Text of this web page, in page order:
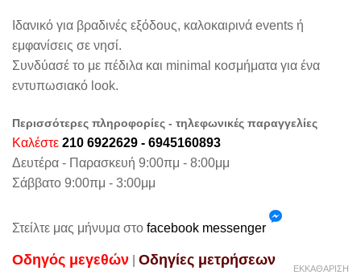
Ιδανικό για βραδινές εξόδους, καλοκαιρινά events ή
εμφανίσεις σε νησί.
Συνδύασέ το με πέδιλα και minimal κοσμήματα για ένα
εντυπωσιακό look.
Περισσότερες πληροφορίες - τηλεφωνικές παραγγελίες
Καλέστε 210 6922629 - 6945160893
Δευτέρα - Παρασκευή 9:00πμ - 8:00μμ
Σάββατο 9:00πμ - 3:00μμ
Στείλτε μας μήνυμα στο facebook messenger
Oδηγός μεγεθών Oδηγίες μετρήσεων
ΕΚΚΑΘΆΡΙΣΗ